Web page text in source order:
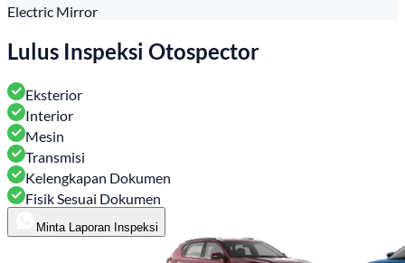
Electric Mirror
Lulus Inspeksi Otospector
Eksterior
Interior
Mesin
Transmisi
Kelengkapan Dokumen
Fisik Sesuai Dokumen
Minta Laporan Inspeksi